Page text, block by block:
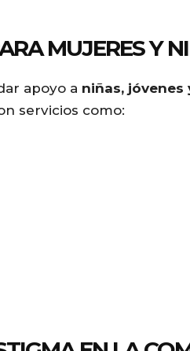
MUJERES Y
apoyo a niñas, jóvenes
servicios como: